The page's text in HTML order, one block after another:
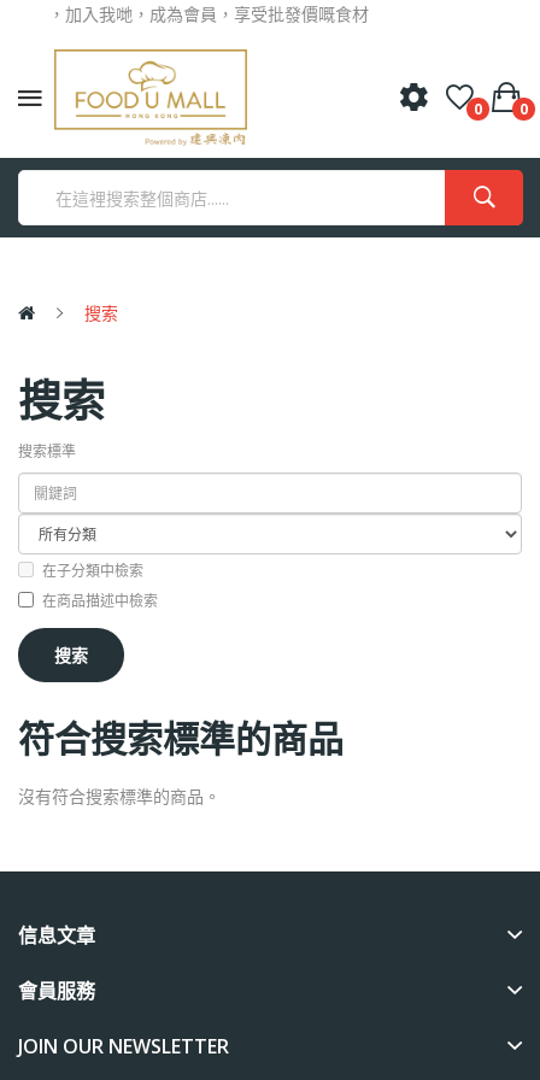
光臨，加入我哋，成為會員，享受批發價嘅食材
0 0
搜索
搜索
搜索標準
在子分類中檢索
在商品描述中檢索
符合搜索標準的商品
沒有符合搜索標準的商品。
信息文章
會員服務
JOIN OUR NEWSLETTER